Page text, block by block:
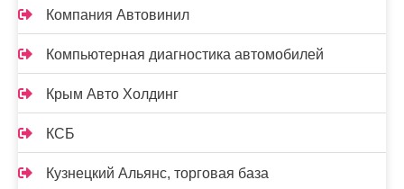
Компания Автовинил
Компьютерная диагностика автомобилей
Крым Авто Холдинг
КСБ
Кузнецкий Альянс, торговая база